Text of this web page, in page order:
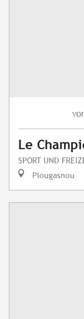
Le
SPORT UND
Plougasnou